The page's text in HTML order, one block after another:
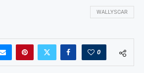
WALLYSCAR
0